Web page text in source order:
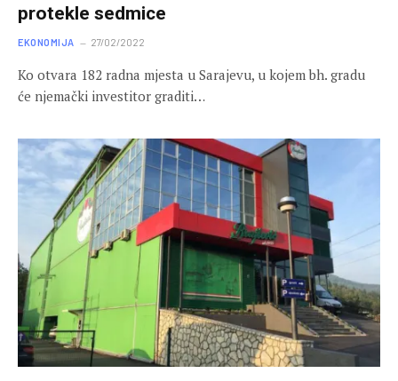
protekle sedmice
EKONOMIJA 27/02/2022
Ko otvara 182 radna mjesta u Sarajevu, u kojem bh. gradu
će njemački investitor graditi…